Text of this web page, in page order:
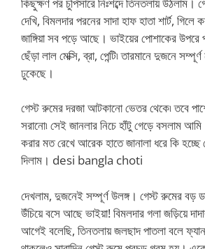
দেখি, বিমলদার পরনের সাদা হাফ হাতা শার্ট, গিলে
জাঙ্গিয়া সব পড়ে আছে। ভাইয়ের পোশাকের
ছেঁড়া লাল মেক্সি, ব্রা, পেন্টি৷ তারমানে দুজনে
ঢুকেছে।
গেস্ট রুমের দরজা আটকানো ভেতর থেকে৷ তবে
সরানো৷ সেই জানলার নিচে হাঁটু গেড়ে বসলাম
করার মত রেখে আরেক হাতে জানালা ধরে কি
দিলাম। desi bangla choti
দেখলাম, দুজনেই সম্পূর্ণ উলঙ্গ। গেস্ট রুমের বড়
উঁচিয়ে বসে আছে ভাইয়া! বিমলদার গলা জড়িয়ে
আগেই বলেছি, তিনতলায় জলছাদ পাতলা বলে